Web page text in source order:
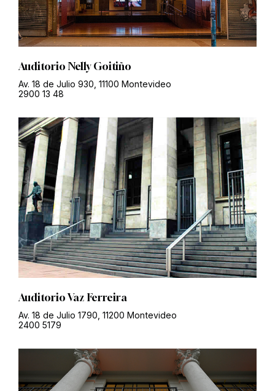
Auditorio Nelly Goitiño
Av. 18 de Julio 930, 11100 Montevideo
2900 13 48
Auditorio Vaz Ferreira
Av. 18 de Julio 1790, 11200 Montevideo
2400 5179